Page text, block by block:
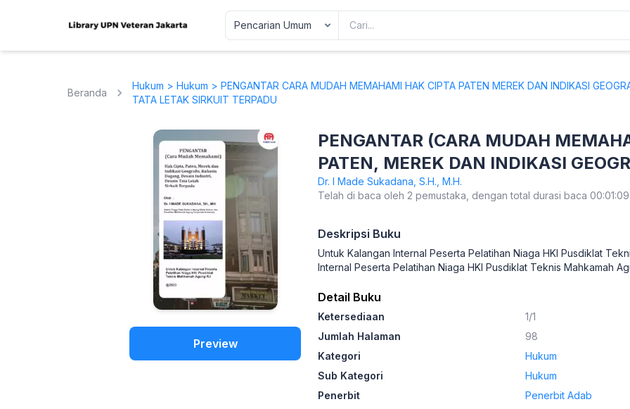
Beranda
Hukum > Hukum > PENGANTAR CARA MUDAH MEMAHAMI HAK CIPTA PATEN MEREK DAN INDIKASI
TATA LETAK SIRKUIT TERPADU
Preview
PENGANTAR (CARA MUDAH
PATEN, MEREK DAN INDIKASI
DAGANG, DESAIN INDUSTRI, DESAIN
Dr. I Made Sukadana, S.H., M.H.
Telah di baca oleh 2 pemustaka, dengan total durasi baca 00:01:09
Deskripsi Buku
Untuk Kalangan Internal Peserta Pelatihan Niaga HKI Pusdiklat
Internal Peserta Pelatihan Niaga HKI Pusdiklat Teknis Mahkamah
Detail Buku
Ketersediaan
1/1
Jumlah Halaman
98
Kategori
Hukum
Sub Kategori
Hukum
Penerbit
Penerbit Adab